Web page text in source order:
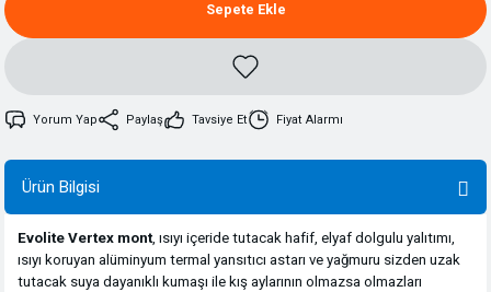
Sepete Ekle
Yorum Yap Paylaş Tavsiye Et Fiyat Alarmı
Ürün Bilgisi
Evolite Vertex mont, ısıyı içeride tutacak hafif, elyaf dolgulu yalıtımı,
ısıyı koruyan alüminyum termal yansıtıcı astarı ve yağmuru sizden uzak
tutacak suya dayanıklı kumaşı ile kış aylarının olmazsa olmazları